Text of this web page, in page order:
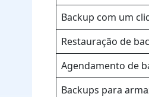
Backup com um
Restauração de
Agendamento de
Backups para